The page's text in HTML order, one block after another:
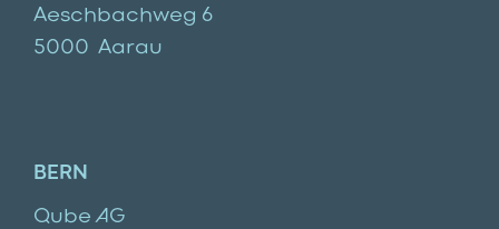
Aeschbachweg 6
5000 Aarau
BERN
Qube AG